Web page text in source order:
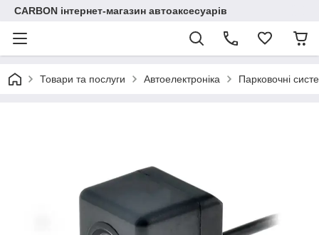
CARBON інтернет-магазин автоаксесуарів
Товари та послуги Автоелектроніка Парковочні